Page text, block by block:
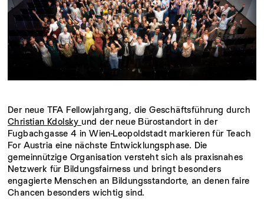
Der neue TFA Fellowjahrgang, die Geschäftsführung durch
Christian Kdolsky und der neue Bürostandort in der
Fugbachgasse 4 in Wien-Leopoldstadt markieren für Teach
For Austria eine nächste Entwicklungsphase. Die
gemeinnützige Organisation versteht sich als praxisnahes
Netzwerk für Bildungsfairness und bringt besonders
engagierte Menschen an Bildungsstandorte, an denen faire
Chancen besonders wichtig sind.